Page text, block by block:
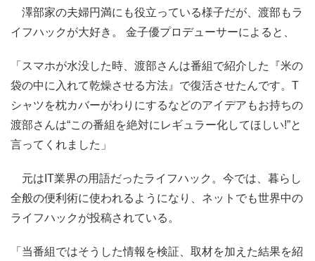
澤部家の夫婦円満にも役立っている様子だが、渡部もラ
イフハックが大好き。 金子優プロデューサーによると、
「スマホが水没した時、渡部さんは番組で紹介した『米の
袋の中に入れて乾燥させる方法』で復活させたんです。T
シャツを枕カバーがわりにするなどのアイデアもお持ちの
渡部さんは“この番組を絶対にレギュラー化してほしい!”と
言ってくれました」
元はIT業界の用語だったライフハック。今では、暮らし
全般の便利術に使われるようになり、ネットでも世界中の
ライフハックが投稿されている。
「当番組ではそうした情報を検証、取材を加えた結果を紹